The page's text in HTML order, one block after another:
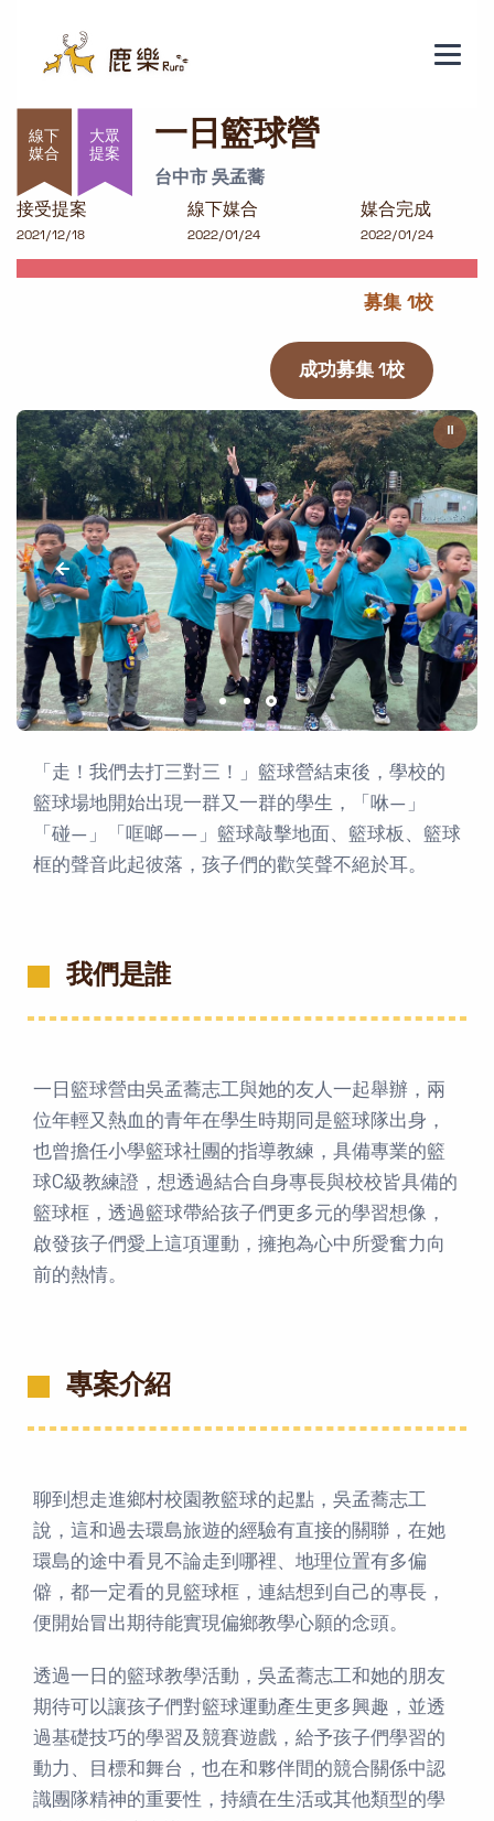
一日籃球營
大眾
提案
一日籃球營
台中市 吳孟蕎
接受提案
2021/12/18
線下媒合
2022/01/24
媒合完成
2022/01/24
募集 1校
成功募集 1校
⏸
「走！我們去打三對三！」籃球營結束後，學校的
籃球場地開始出現一群又一群的學生，「咻—」
「碰—」「哐啷——」籃球敲擊地面、籃球板、籃球
框的聲音此起彼落，孩子們的歡笑聲不絕於耳。
我們是誰
一日籃球營由吳孟蕎志工與她的友人一起舉辦，兩
位年輕又熱血的青年在學生時期同是籃球隊出身，
也曾擔任小學籃球社團的指導教練，具備專業的籃
球C級教練證，想透過結合自身專長與校校皆具備的
籃球框，透過籃球帶給孩子們更多元的學習想像，
啟發孩子們愛上這項運動，擁抱為心中所愛奮力向
前的熱情。
專案介紹
聊到想走進鄉村校園教籃球的起點，吳孟蕎志工
說，這和過去環島旅遊的經驗有直接的關聯，在她
環島的途中看見不論走到哪裡、地理位置有多偏
僻，都一定看的見籃球框，連結想到自己的專長，
便開始冒出期待能實現偏鄉教學心願的念頭。
透過一日的籃球教學活動，吳孟蕎志工和她的朋友
期待可以讓孩子們對籃球運動產生更多興趣，並透
過基礎技巧的學習及競賽遊戲，給予孩子們學習的
動力、目標和舞台，也在和夥伴間的競合關係中認
識團隊精神的重要性，持續在生活或其他類型的學